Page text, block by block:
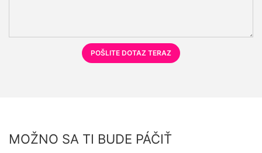
POŠLITE DOTAZ TERAZ
MOŽNO SA TI BUDE PÁČIŤ